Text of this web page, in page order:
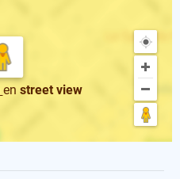
en street view